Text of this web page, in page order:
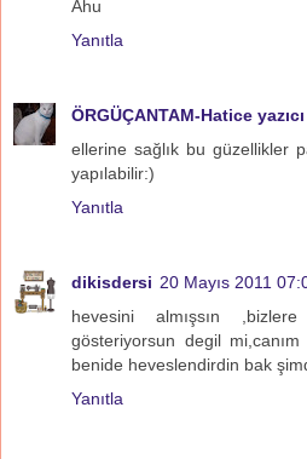
Ahu
Yanıtla
ÖRGÜÇANTAM-Hatice yazıcı
ellerine sağlık bu güzellikler
yapılabilir:)
Yanıtla
dikisdersi 20 Mayıs 2011
hevesini almışsın
gösteriyorsun degil
benide heveslendirdin bak
Yanıtla